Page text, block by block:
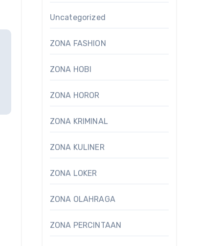
Uncategorized
ZONA FASHION
ZONA HOBI
ZONA HOROR
ZONA KRIMINAL
ZONA KULINER
ZONA LOKER
ZONA OLAHRAGA
ZONA PERCINTAAN